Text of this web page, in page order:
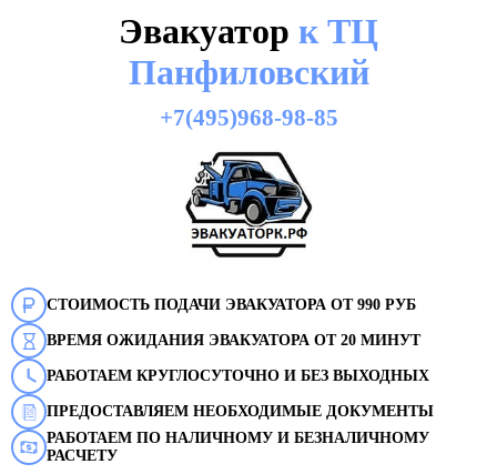
Эвакуатор к ТЦ
Панфиловский
+7(495)968-98-85
СТОИМОСТЬ ПОДАЧИ ЭВАКУАТОРА ОТ 990 РУБ
ВРЕМЯ ОЖИДАНИЯ ЭВАКУАТОРА ОТ 20 МИНУТ
РАБОТАЕМ КРУГЛОСУТОЧНО И БЕЗ ВЫХОДНЫХ
ПРЕДОСТАВЛЯЕМ НЕОБХОДИМЫЕ ДОКУМЕНТЫ
РАБОТАЕМ ПО НАЛИЧНОМУ И БЕЗНАЛИЧНОМУ
РАСЧЕТУ